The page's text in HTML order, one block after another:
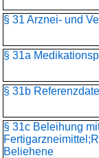
§ 31 Arznei- und
§ 31a
§ 31b
§ 31c Beleihung
Beliehene